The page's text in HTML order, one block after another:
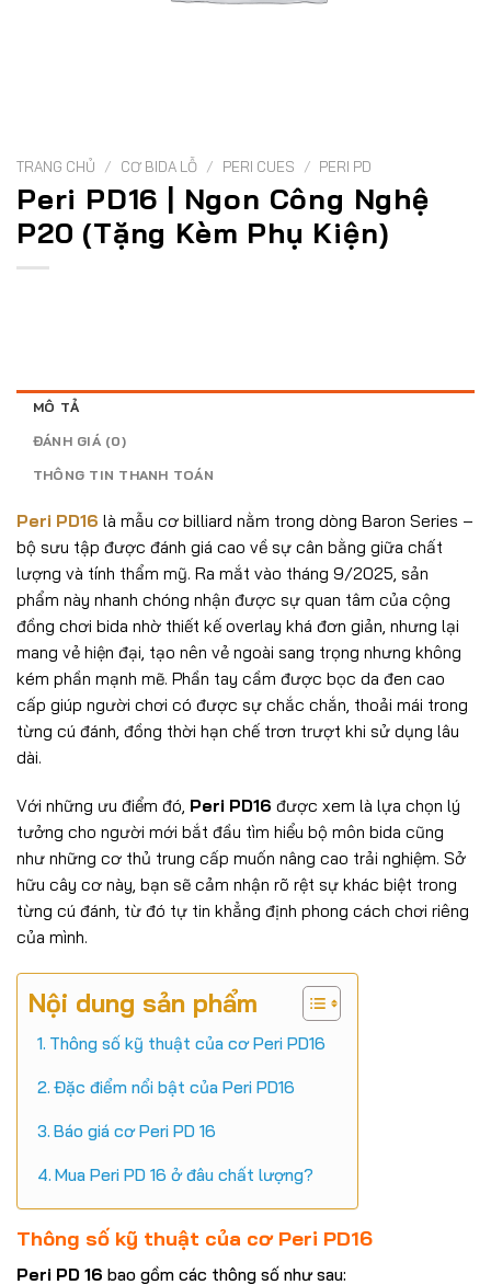
TRANG CHỦ / CƠ BIDA LỖ / PERI CUES / PERI PD
Peri PD16 | Ngon Công Nghệ
P20 (Tặng Kèm Phụ Kiện)
MÔ TẢ
ĐÁNH GIÁ (0)
THÔNG TIN THANH TOÁN
Peri PD16 là mẫu cơ billiard nằm trong dòng Baron Series –
bộ sưu tập được đánh giá cao về sự cân bằng giữa chất
lượng và tính thẩm mỹ. Ra mắt vào tháng 9/2025, sản
phẩm này nhanh chóng nhận được sự quan tâm của cộng
đồng chơi bida nhờ thiết kế overlay khá đơn giản, nhưng lại
mang vẻ hiện đại, tạo nên vẻ ngoài sang trọng nhưng không
kém phần mạnh mẽ. Phần tay cầm được bọc da đen cao
cấp giúp người chơi có được sự chắc chắn, thoải mái trong
từng cú đánh, đồng thời hạn chế trơn trượt khi sử dụng lâu
dài.
Với những ưu điểm đó, Peri PD16 được xem là lựa chọn lý
tưởng cho người mới bắt đầu tìm hiểu bộ môn bida cũng
như những cơ thủ trung cấp muốn nâng cao trải nghiệm. Sở
hữu cây cơ này, bạn sẽ cảm nhận rõ rệt sự khác biệt trong
từng cú đánh, từ đó tự tin khẳng định phong cách chơi riêng
của mình.
Nội dung sản phẩm
Thông số kỹ thuật của cơ Peri PD16
Đặc điểm nổi bật của Peri PD16
Báo giá cơ Peri PD 16
Mua Peri PD 16 ở đâu chất lượng?
Thông số kỹ thuật của cơ Peri PD16
Peri PD 16 bao gồm các thông số như sau: